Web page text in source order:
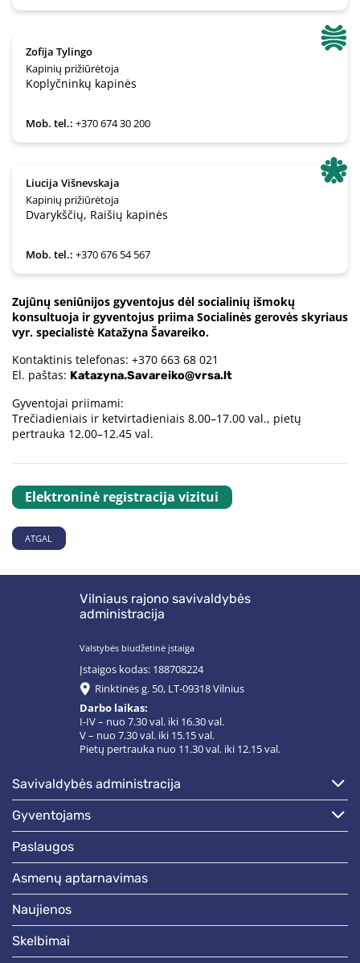
Zofija Tylingo
Kapinių prižiūrėtoja
Koplyčninkų kapinės
Mob. tel.:+370 674 30 200
Liucija Višnevskaja
Kapinių prižiūrėtoja
Dvarykščių, Raišių kapinės
Mob. tel.:+370 676 54 567
Zujūnų seniūnijos gyventojus dėl socialinių išmokų
konsultuoja ir gyventojus priima Socialinės gerovės skyriaus
vyr. specialistė Katažyna Šavareiko.
Kontaktinis telefonas: +370 663 68 021
El. paštas: Katazyna.Savareiko@vrsa.lt
Gyventojai priimami:
Trečiadieniais ir ketvirtadieniais 8.00–17.00 val., pietų
pertrauka 12.00–12.45 val.
Elektroninė registracija vizitui
ATGAL
Vilniaus rajono savivaldybės
administracija
Valstybės biudžetinė įstaiga
Įstaigos kodas: 188708224
Rinktinės g. 50, LT-09318 Vilnius
Darbo laikas:
I-IV – nuo 7.30 val. iki 16.30 val.
V – nuo 7.30 val. iki 15.15 val.
Pietų pertrauka nuo 11.30 val. iki 12.15 val.
savivaldybės administracija
gyventojams
paslaugos
asmenų aptarnavimas
naujienos
skelbimai